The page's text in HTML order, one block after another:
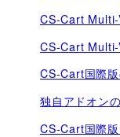
CS-Cart
CS-Cart
CS-Cart国際
独自アドオン
CS-Cart国際